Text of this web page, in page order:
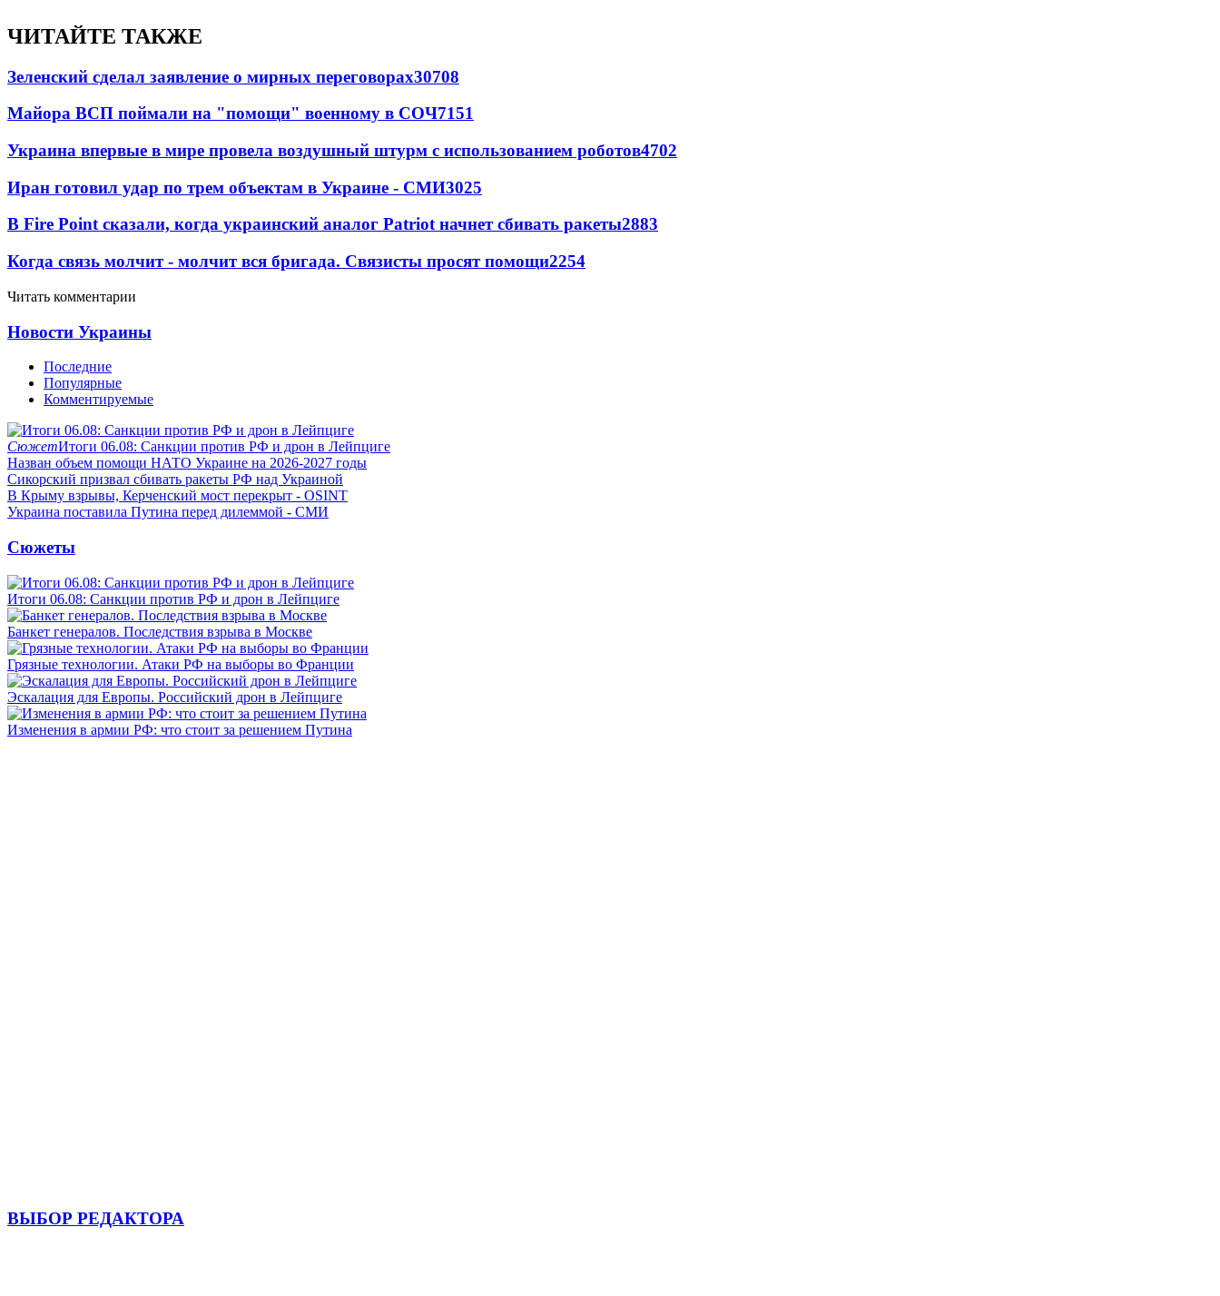
ЧИТАЙТЕ ТАКЖЕ
Зеленский сделал заявление о мирных переговорах30708
Майора ВСП поймали на "помощи" военному в СОЧ7151
Украина впервые в мире провела воздушный штурм с использованием роботов4702
Иран готовил удар по трем объектам в Украине - СМИ3025
В Fire Point сказали, когда украинский аналог Patriot начнет сбивать ракеты2883
Когда связь молчит - молчит вся бригада. Связисты просят помощи2254
Читать комментарии
Новости Украины
Последние
Популярные
Комментируемые
СюжетИтоги 06.08: Санкции против РФ и дрон в Лейпциге
Назван объем помощи НАТО Украине на 2026-2027 годы
Сикорский призвал сбивать ракеты РФ над Украиной
В Крыму взрывы, Керченский мост перекрыт - OSINT
Украина поставила Путина перед дилеммой - СМИ
Сюжеты
Итоги 06.08: Санкции против РФ и дрон в Лейпциге
Банкет генералов. Последствия взрыва в Москве
Грязные технологии. Атаки РФ на выборы во Франции
Эскалация для Европы. Российский дрон в Лейпциге
Изменения в армии РФ: что стоит за решением Путина
ВЫБОР РЕДАКТОРА